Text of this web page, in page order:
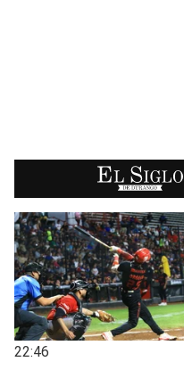
EL SIGLO